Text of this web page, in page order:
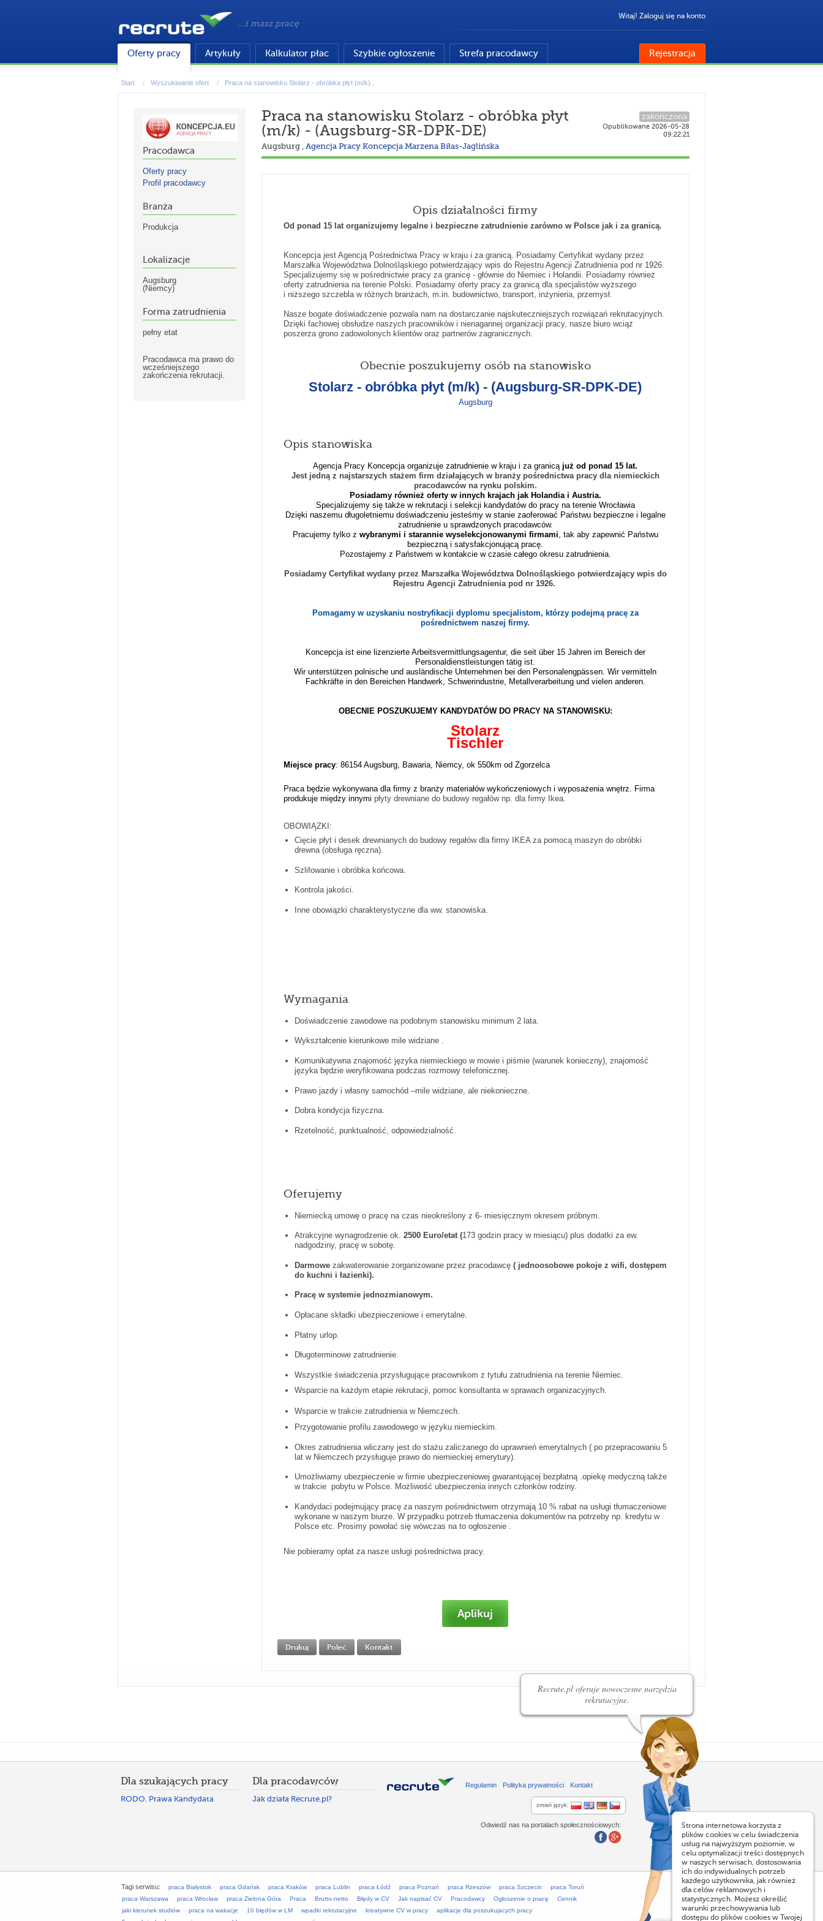
Strona internetowa korzysta z
plików cookies w celu świadczenia
usług na najwyższym poziomie, w
celu optymalizacji treści dostępnych
w naszych serwisach, dostosowania
ich do indywidualnych potrzeb
każdego użytkownika, jak również
dla celów reklamowych i
statystycznych. Możesz określić
warunki przechowywania lub
dostępu do plików cookies w Twojej
...i masz pracę
Witaj! Zaloguj się na konto
Oferty pracy Artykuły Kalkulator płac Szybkie ogłoszenie Strefa pracodawcy Rejestracja
Start Wyszukiwanie ofert Praca na stanowisku Stolarz - obróbka płyt (m/k)..
Pracodawca
Oferty pracy
Profil pracodawcy
Branża
Produkcja
Lokalizacje
Augsburg
(Niemcy)
Forma zatrudnienia
pełny etat
Pracodawca ma prawo do
wcześniejszego
zakończenia rekrutacji.
Praca na stanowisku Stolarz - obróbka płyt
(m/k) - (Augsburg-SR-DPK-DE)
Augsburg, Agencja Pracy Koncepcja Marzena Biłas-Jaglińska
zakończona
Opublikowane 2026-05-28
09:22:21
Opis działalności firmy
Od ponad 15 lat organizujemylegalne i bezpieczne zatrudnienie zarówno w Polsce jak i za granicą.
Koncepcja jest Agencją Pośrednictwa Pracy w kraju i za granicą. Posiadamy Certyfikat wydany przez
Marszałka Województwa Dolnośląskiego potwierdzający wpis do Rejestru Agencji Zatrudnienia pod nr 1926.
Specjalizujemy się w pośrednictwie pracy za granicę - głównie do Niemiec i Holandii. Posiadamy również
oferty zatrudnienia na terenie Polski. Posiadamy oferty pracy za granicą dla specjalistów wyższego
i niższego szczebla w różnych branżach, m.in. budownictwo, transport, inżynieria, przemysł.
Nasze bogate doświadczenie pozwala nam na dostarczanie najskuteczniejszych rozwiązań rekrutacyjnych.
Dzięki fachowej obsłudze naszych pracowników i nienagannej organizacji pracy, nasze biuro wciąż
poszerza grono zadowolonych klientów oraz partnerów zagranicznych.
Obecnie poszukujemy osób na stanowisko
Stolarz - obróbka płyt (m/k) - (Augsburg-SR-DPK-DE)
Augsburg
Opis stanowiska
Agencja Pracy Koncepcja organizuje zatrudnienie w kraju i za granicą już od ponad 15 lat.
Jest jedną z najstarszychstażem firm działających w branży pośrednictwa pracy dla niemieckich
pracodawcówna rynku polskim.
Posiadamy również oferty w innych krajach jak Holandia i Austria.
Specjalizujemy się także w rekrutacji i selekcji kandydatów do pracy na terenie Wrocławia
Dzięki naszemu długoletniemu doświadczeniu jesteśmy w stanie zaoferować Państwu bezpieczne i legalne
zatrudnienie u sprawdzonych pracodawców.
Pracujemy tylko z wybranymi i starannie wyselekcjonowanymi firmami, tak aby zapewnić Państwu
bezpieczną i satysfakcjonującą pracę.
Pozostajemy z Państwem w kontakcie w czasie całego okresu zatrudnienia.
Posiadamy Certyfikat wydany przez Marszałka Województwa Dolnośląskiego potwierdzający wpis do
Rejestru Agencji Zatrudnienia pod nr 1926.
Pomagamy w uzyskaniu nostryfikacji dyplomu specjalistom, którzy podejmą pracę za
pośrednictwem naszej firmy.
Koncepcja ist eine lizenzierte Arbeitsvermittlungsagentur, die seit über 15 Jahren im Bereich der
Personaldienstleistungen tätig ist.
Wir unterstützen polnische und ausländische Unternehmen bei den Personalengpässen. Wir vermitteln
Fachkräfte in den Bereichen Handwerk, Schwerindustrie, Metallverarbeitung und vielen anderen.
OBECNIE POSZUKUJEMY KANDYDATÓW DO PRACY NA STANOWISKU:
Stolarz
Tischler
Miejsce pracy: 86154 Augsburg, Bawaria, Niemcy, ok 550km od Zgorzelca
Praca będzie wykonywana dla firmy z branży materiałów wykończeniowych i wyposażenia wnętrz. Firma
produkuje między innymi płyty drewniane do budowy regałów np. dla firmy Ikea.
OBOWIĄZKI:
Cięcie płyt i desek drewnianych do budowy regałów dla firmy IKEA za pomocą maszyn do obróbki
drewna (obsługa ręczna).
Szlifowanie i obróbka końcowa.
Kontrola jakości.
Inne obowiązki charakterystyczne dla ww. stanowiska.
Wymagania
Doświadczenie zawodowe na podobnym stanowisku minimum 2 lata.
Wykształcenie kierunkowe mile widziane .
Komunikatywna znajomość języka niemieckiego w mowie i piśmie (warunek konieczny), znajomość
języka będzie weryfikowana podczas rozmowy telefonicznej.
Prawo jazdy i własny samochód –mile widziane, ale niekonieczne.
Dobra kondycja fizyczna.
Rzetelność, punktualność, odpowiedzialność.
Oferujemy
Niemiecką umowę o pracę na czas nieokreślony z 6- miesięcznym okresem próbnym.
Atrakcyjne wynagrodzenie ok. 2500 Euro/etat (173 godzin pracy w miesiącu) plus dodatki za ew.
nadgodziny, pracę w sobotę.
Darmowezakwaterowanie zorganizowane przez pracodawcę ( jednoosobowe pokoje z wifi, dostępem
do kuchni i łazienki).
Pracę w systemie jednozmianowym.
Opłacane składki ubezpieczeniowe i emerytalne.
Płatny urlop.
Długoterminowe zatrudnienie.
Wszystkie świadczenia przysługujące pracownikom z tytułu zatrudnienia na terenie Niemiec.
Wsparcie na każdym etapie rekrutacji, pomoc konsultanta w sprawach organizacyjnych.
Wsparcie w trakcie zatrudnienia w Niemczech.
Przygotowanie profilu zawodowego w języku niemieckim.
Okres zatrudnienia wliczany jest do stażu zaliczanego do uprawnień emerytalnych ( po przepracowaniu 5
lat w Niemczech przysługuje prawo do niemieckiej emerytury).
Umożliwiamy ubezpieczenie w firmie ubezpieczeniowej gwarantującej bezpłatną .opiekę medyczną także
w trakcie pobytu w Polsce. Możliwość ubezpieczenia innych członków rodziny.
Kandydaci podejmujący pracę za naszym pośrednictwem otrzymają 10 % rabat na usługi tłumaczeniowe
wykonane w naszym biurze. W przypadku potrzeb tłumaczenia dokumentów na potrzeby np. kredytu w
Polsce etc. Prosimy powołać się wówczas na to ogłoszenie .
Nie pobieramy opłat za nasze usługi pośrednictwa pracy.
Aplikuj
Drukuj Poleć Kontakt
Dla szukających pracy
RODO. Prawa Kandydata
Dla pracodawców
Jak działa Recrute.pl?
Regulamin Polityka prywatności Kontakt
zmień język:
Odwiedź nas na portalach społecznościowych:
Recrute.pl oferuje nowoczesne narzędzia
rekrutacyjne.
Tagi serwisu: praca Białystok praca Gdańsk praca Kraków praca Lublin praca Łódź praca Poznań praca Rzeszów praca Szczecin
praca Toruń
praca Warszawa
praca Wrocław praca Zielona Góra Praca Brutto-netto Błędy w CV Jak napisać CV Pracodawcy Ogłoszenie o pracę
Cennik
jaki kierunek studiów
praca na wakacje 10 błędów w LM wpadki rekrutacyjne kreatywne CV w pracy
aplikacje dla poszukujacych pracy